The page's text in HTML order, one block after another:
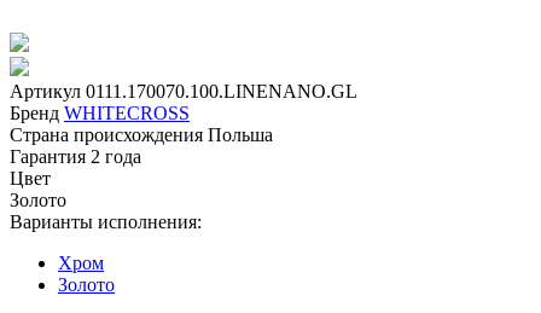
Артикул 0111.170070.100.LINENANO.GL
Бренд WHITECROSS
Страна происхождения Польша
Гарантия 2 года
Цвет
Золото
Варианты исполнения:
Хром
Золото